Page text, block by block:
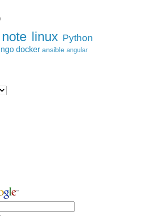
note linux Python
docker ansible angular